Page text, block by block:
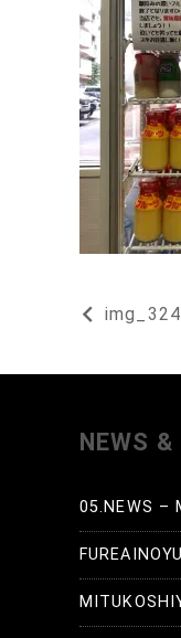
投
ビ
ゲ
ー
シ
NEWS
05.NEWS –